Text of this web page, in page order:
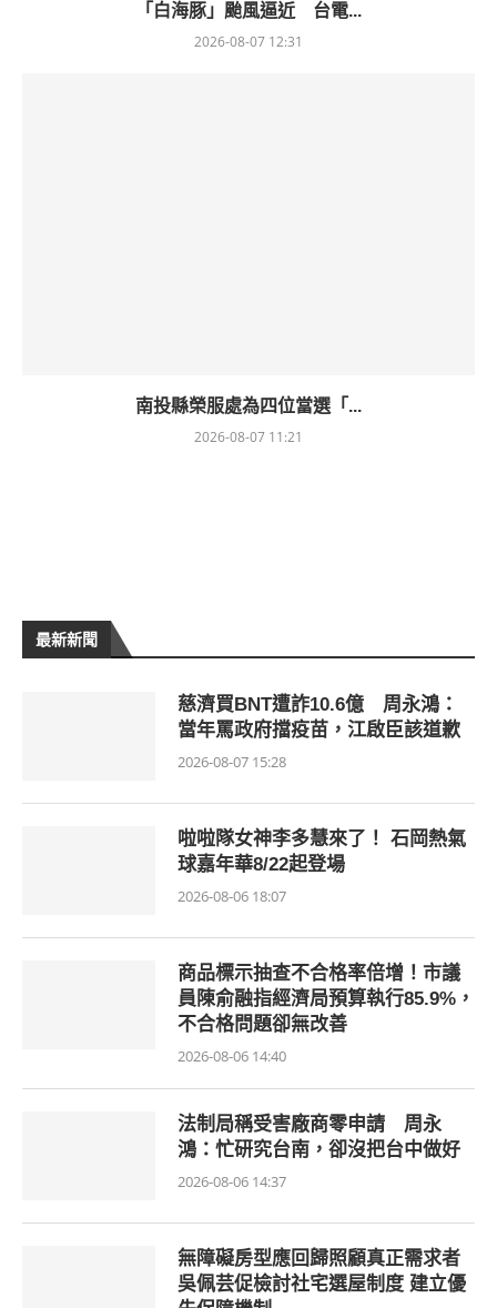
「白海豚」颱風逼近 台電...
2026-08-07 12:31
南投縣榮服處為四位當選「...
2026-08-07 11:21
最新新聞
慈濟買BNT遭詐10.6億 周永鴻：
當年罵政府擋疫苗，江啟臣該道歉
2026-08-07 15:28
啦啦隊女神李多慧來了！ 石岡熱氣
球嘉年華8/22起登場
2026-08-06 18:07
商品標示抽查不合格率倍增！市議
員陳俞融指經濟局預算執行85.9%，
不合格問題卻無改善
2026-08-06 14:40
法制局稱受害廠商零申請 周永
鴻：忙研究台南，卻沒把台中做好
2026-08-06 14:37
無障礙房型應回歸照顧真正需求者
吳佩芸促檢討社宅選屋制度 建立優